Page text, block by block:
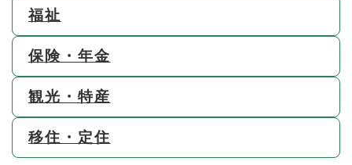
福祉
保険・年金
観光・特産
移住・定住